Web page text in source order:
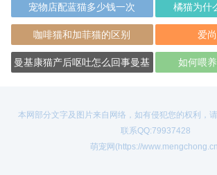
宠物店配蓝猫多少钱一次 橘猫为什
咖啡猫和加菲猫的区别 爱
曼基康猫产后呕吐怎么回事曼基
如何喂
本网部分文字及图片来自网络，如有侵犯您的权利，
联系QQ:79937428
萌宠网(https://